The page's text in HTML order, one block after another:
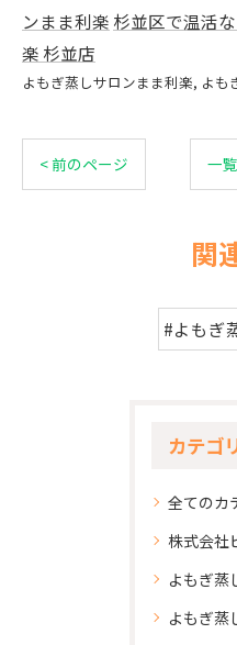
ンまま利楽 杉並区で温活
楽 杉並店
よもぎ蒸しサロンまま利楽 よも
< 前のページ 一
関
#よもぎ
カテゴ
全てのカ
株式会社
よもぎ蒸
よもぎ蒸